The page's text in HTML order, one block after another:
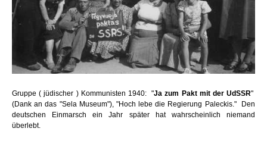
Gruppe ( jüdischer ) Kommunisten 1940: "Ja zum Pakt mit der UdSSR"
(Dank an das "Sela Museum"), "Hoch lebe die Regierung Paleckis." Den
deutschen Einmarsch ein Jahr später hat wahrscheinlich niemand
überlebt.